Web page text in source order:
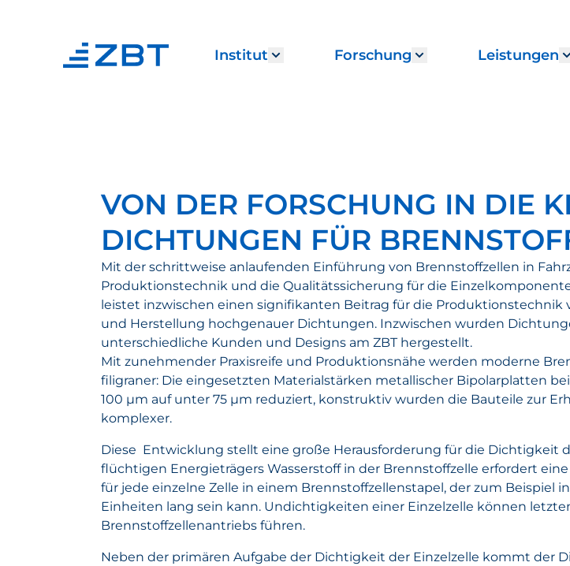
Institut Show submenu for "Institut"
Forschung Show submenu
Leistungen
VON DER FORSCHUNG IN DIE
DICHTUNGEN FÜR
Mit der schrittweise anlaufenden Einführung von Brennstoffzellen in
Produktionstechnik und die Qualitätssicherung für die
leistet inzwischen einen signifikanten Beitrag für die
und Herstellung hochgenauer Dichtungen. Inzwischen wurden
unterschiedliche Kunden und Designs am ZBT hergestellt.
Mit zunehmender Praxisreife und Produktionsnähe werden moderne
filigraner: Die eingesetzten Materialstärken metallischer Bipolarplatten
100 µm auf unter 75 µm reduziert, konstruktiv wurden die Bauteile zur
komplexer.
Diese Entwicklung stellt eine große Herausforderung für die Dichtigkeit
flüchtigen Energieträgers Wasserstoff in der Brennstoffzelle erfordert
für jede einzelne Zelle in einem Brennstoffzellenstapel, der zum
Einheiten lang sein kann. Undichtigkeiten einer Einzelzelle können
Brennstoffzellenantriebs führen.
Neben der primären Aufgabe der Dichtigkeit der Einzelzelle kommt der